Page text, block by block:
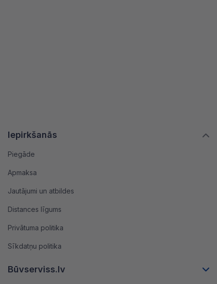
Iepirkšanās
Piegāde
Apmaksa
Jautājumi un atbildes
Distances līgums
Privātuma politika
Sīkdatņu politika
Būvserviss.lv